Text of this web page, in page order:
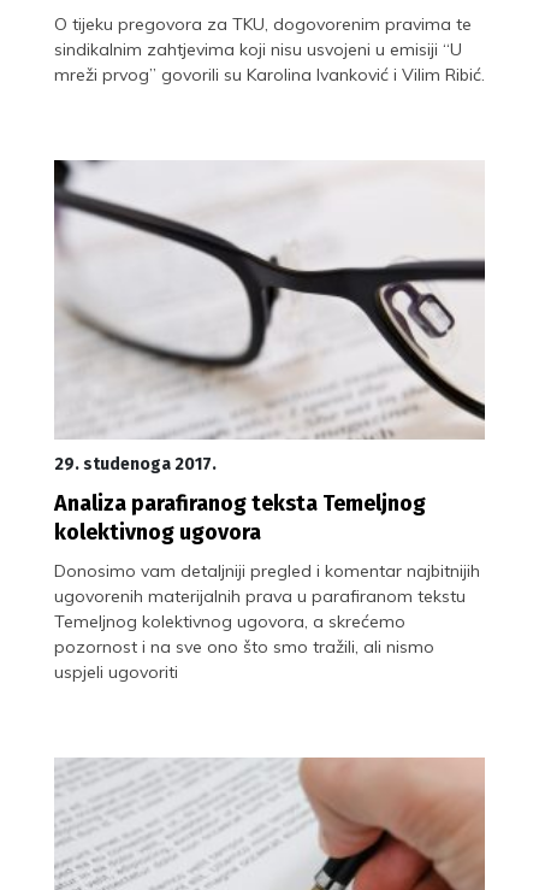
O tijeku pregovora za TKU, dogovorenim pravima te
sindikalnim zahtjevima koji nisu usvojeni u emisiji “U
mreži prvog” govorili su Karolina Ivanković i Vilim Ribić.
29. studenoga 2017.
Analiza parafiranog teksta Temeljnog
kolektivnog ugovora
Donosimo vam detaljniji pregled i komentar najbitnijih
ugovorenih materijalnih prava u parafiranom tekstu
Temeljnog kolektivnog ugovora, a skrećemo
pozornost i na sve ono što smo tražili, ali nismo
uspjeli ugovoriti